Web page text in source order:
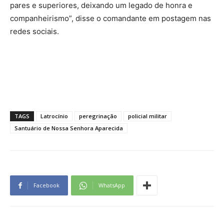
pares e superiores, deixando um legado de honra e
companheirismo”, disse o comandante em postagem nas
redes sociais.
TAGS Latrocínio peregrinação
policial militar
Santuário de Nossa Senhora Aparecida
Facebook WhatsApp